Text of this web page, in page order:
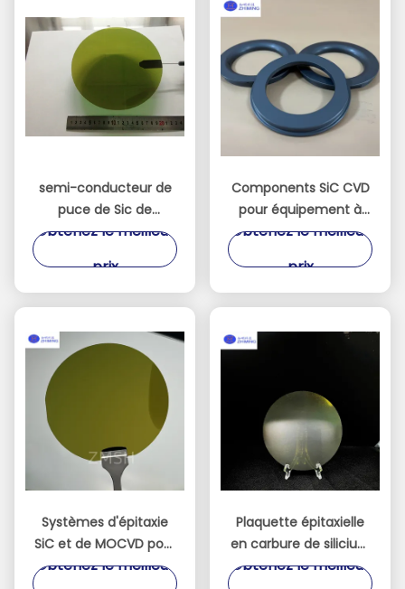
semi-conducteur de
puce de Sic de
substrat de lingot de
carbure de silicium de
200mm
Obtenez le meilleur
prix
Components SiC CVD
pour équipement à
semi-conducteurs SiC
Obtenez le meilleur
prix
Systèmes d'épitaxie
SiC et de MOCVD pour
le processus CVD
Obtenez le meilleur
Plaquette épitaxielle
en carbure de silicium
de 8 pouces
Obtenez le meilleur